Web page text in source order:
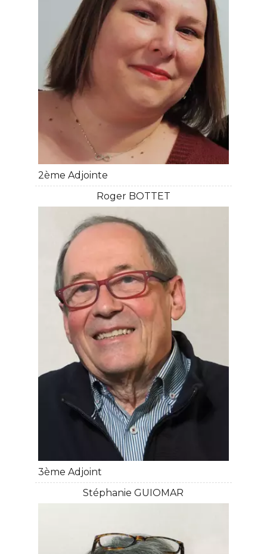
2ème Adjointe
Roger BOTTET
3ème Adjoint
Stéphanie GUIOMAR